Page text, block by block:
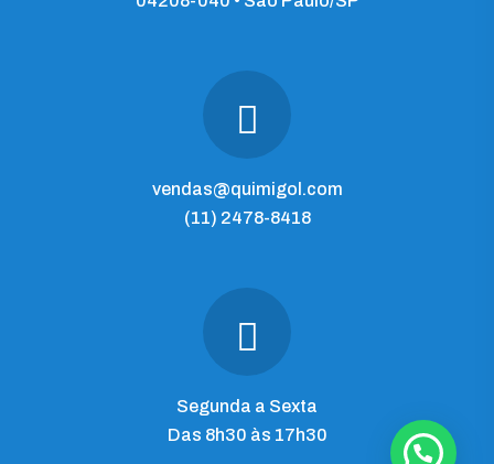
vendas@quimigol.com
(11) 2478-8418
Segunda a Sexta
Das 8h30 às 17h30